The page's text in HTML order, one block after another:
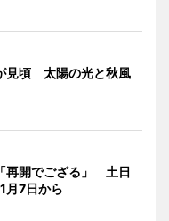
見頃 太陽の光と秋風
再開でござる」 土日
月7日から